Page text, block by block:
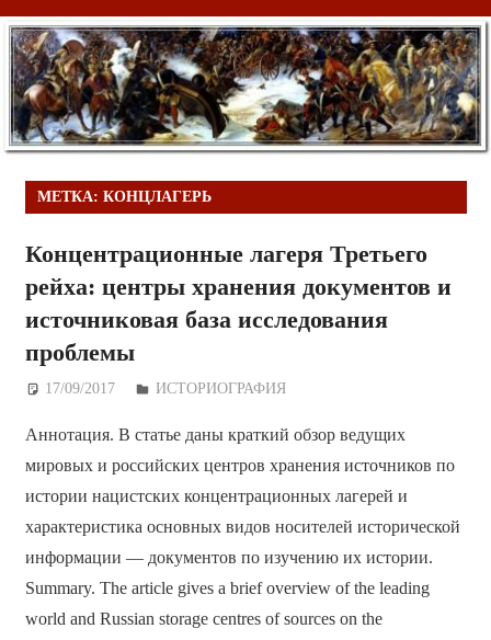
МЕТКА: КОНЦЛАГЕРЬ
Концентрационные лагеря Третьего
рейха: центры хранения документов и
источниковая база исследования
проблемы
17/09/2017 Дежурный по Редакции
ИСТОРИОГРАФИЯ
Аннотация. В статье даны краткий обзор ведущих
мировых и российских центров хранения источников по
истории нацистских концентрационных лагерей и
характеристика основных видов носителей исторической
информации — документов по изучению их истории.
Summary. The article gives a brief overview of the leading
world and Russian storage centres of sources on the